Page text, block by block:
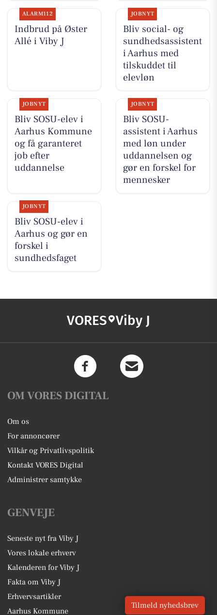
ALARM112
Indbrud på Øster
Allé i Viby J
JOBNYT
Bliv social- og
sundhedsassistent
i Aarhus med
tilskuddet til
elevløn
JOBNYT
Bliv SOSU-elev i
Aarhus Kommune
og få garanteret
job efter
uddannelse
JOBNYT
Bliv SOSU-
assistent i Aarhus
med løn under
uddannelsen og
gør en forskel for
mennesker
JOBNYT
Bliv SOSU-elev i
Aarhus og gør en
forskel i
sundhedsfaget
VORES Viby J
OM VORES DIGITAL
Om os
For annoncører
Vilkår og Privatlivspolitik
Kontakt VORES Digital
Administrer samtykke
GENVEJE
Seneste nyt fra Viby J
Vores lokale erhverv
Kalenderen for Viby J
Fakta om Viby J
Erhvervsartikler
Aarhus Kommune
Tilmeld nyhedsbrev